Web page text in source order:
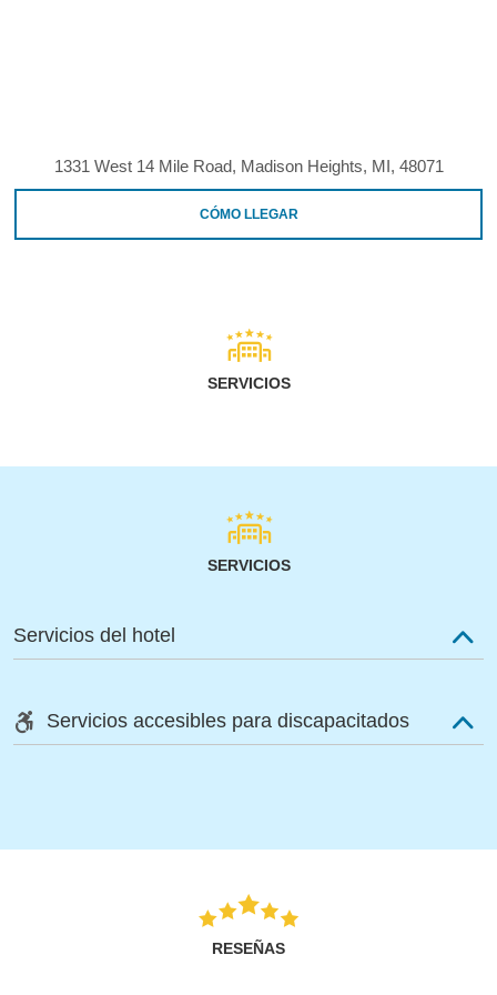
1331 West 14 Mile Road, Madison Heights, MI, 48071
CÓMO LLEGAR
SERVICIOS
SERVICIOS
Servicios del hotel
Servicios accesibles para discapacitados
RESEÑAS